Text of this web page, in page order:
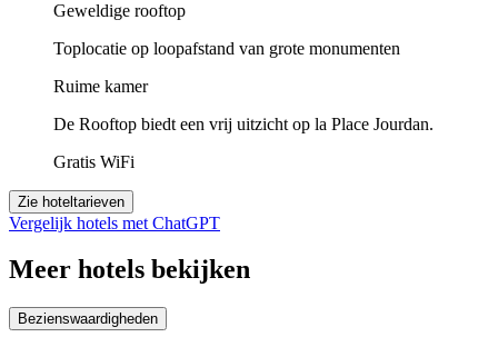
Geweldige rooftop
Toplocatie op loopafstand van grote monumenten
Ruime kamer
De Rooftop biedt een vrij uitzicht op la Place Jourdan.
Gratis WiFi
Zie hoteltarieven
Vergelijk hotels met ChatGPT
Meer hotels bekijken
Bezienswaardigheden